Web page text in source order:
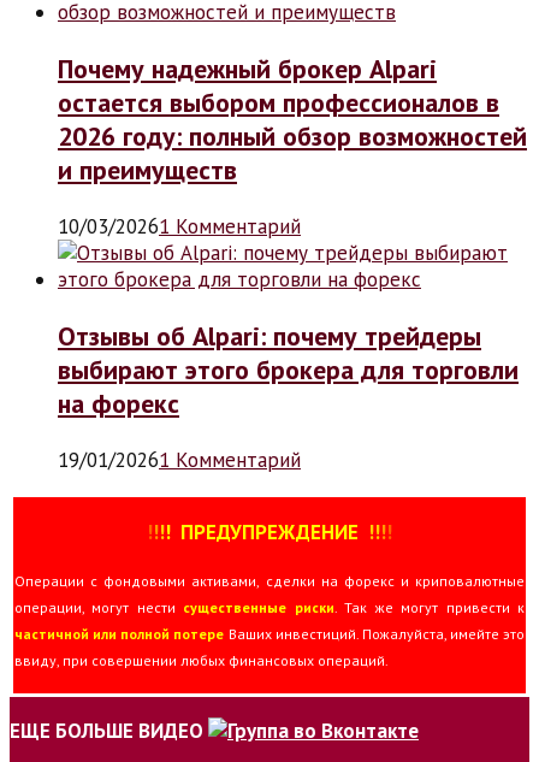
Почему надежный брокер Alpari
остается выбором профессионалов в
2026 году: полный обзор возможностей
и преимуществ
10/03/20261 Комментарий
Отзывы об Alpari: почему трейдеры
выбирают этого брокера для торговли
на форекс
19/01/20261 Комментарий
!!!! ПРЕДУПРЕЖДЕНИЕ !!!!
Операции с фондовыми активами, сделки на форекс и криповалютные
операции, могут нести существенные риски . Так же могут привести к
частичной или полной потере Ваших инвестиций. Пожалуйста, имейте это
ввиду, при совершении любых финансовых операций.
ЕЩЕ БОЛЬШЕ ВИДЕО